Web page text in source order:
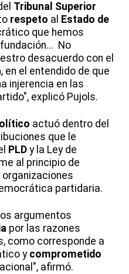
Tribunal Superior
respeto al Estado de
que hemos
No
desacuerdo con el
, en el entendido de que
injerencia en las
explicó Pujols.
actuó dentro del
que le
PLD y la Ley de
al principio de
organizaciones
partidaria.
argumentos
por las razones
como corresponde a
y comprometido
afirmó.